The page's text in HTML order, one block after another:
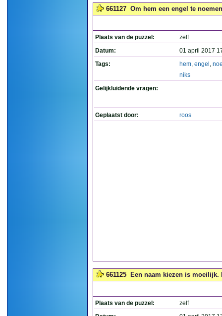
661127 Om hem een engel te
Plaats van de puzzel:
zelf
Datum:
01 april 2017
Tags:
hem, engel ,
niks
Gelijkluidende vragen:
Geplaatst door: roos
661125 Een naam kiezen is
Plaats van de puzzel:
zelf